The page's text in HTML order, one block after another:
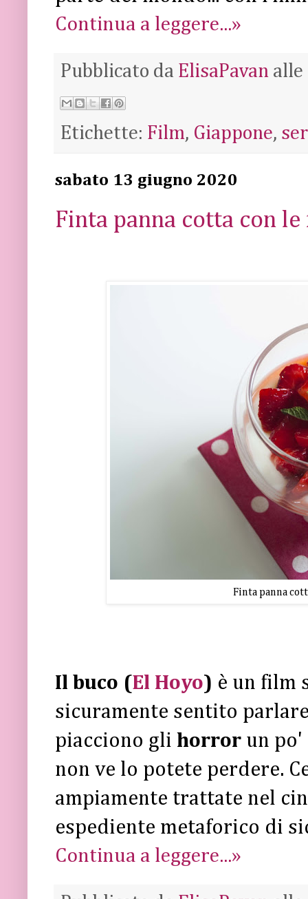
Continua a leggere...»
Pubblicato da ElisaPavan alle
Etichette: Film, Giappone,
sabato 13 giugno 2020
Finta panna cotta con
Finta panna
Il buco (El Hoyo) è un film
sicuramente sentito
piacciono gli horror un po'
non ve lo potete perdere.
ampiamente trattate nel
espediente metaforico di
Continua a leggere...»